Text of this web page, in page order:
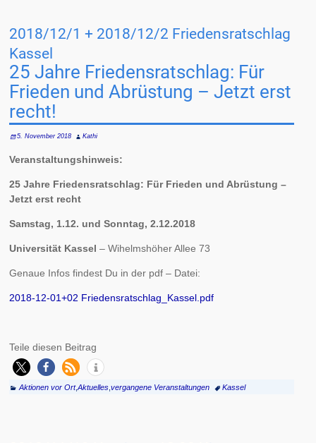
2018/12/1 + 2018/12/2 Frie­dens­rat­schlag
Kas­sel
25 Jahre Frie­dens­rat­schlag: Für
Frie­den und Ab­rüs­t­ung – Jetzt erst
recht!
5. November 2018 Kathi
Veranstaltungshinweis:
25 Jahre Friedensratschlag: Für Frieden und Abrüstung –
Jetzt erst recht
Samstag, 1.12. und Sonntag, 2.12.2018
Universität Kassel – Wihelmshöher Allee 73
Genaue Infos findest Du in der pdf – Datei:
2018-12-01+02 Friedensratschlag_Kassel.pdf
Teile diesen Beitrag
Aktionen vor Ort,Aktuelles, vergangene Veranstaltungen Kassel